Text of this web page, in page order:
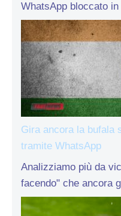
WhatsApp bloccato
Gira ancora la bufala
tramite WhatsApp
Analizziamo più da
facendo" che ancora